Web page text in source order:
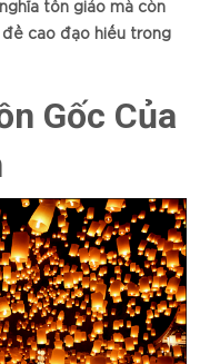
tôn giáo mà còn
đề cao đạo hiếu trong
Gốc Của